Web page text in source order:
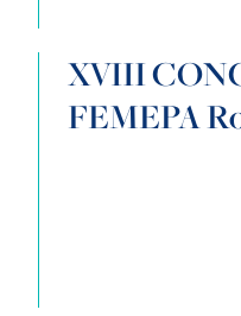
XVIII
FEMEPA